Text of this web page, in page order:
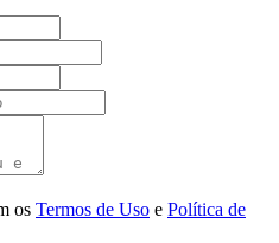
os Termos de Uso e Política de